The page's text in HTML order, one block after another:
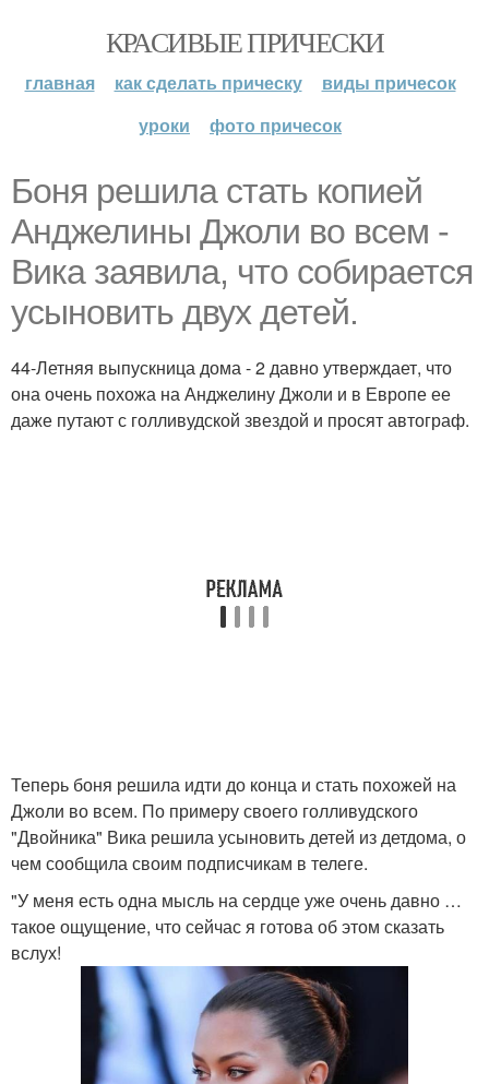
КРАСИВЫЕ ПРИЧЕСКИ
главная как сделать прическу
виды причесок
уроки
фото причесок
Боня решила стать копией
Анджелины Джоли во всем -
Вика заявила, что собирается
усыновить двух детей.
44-Летняя выпускница дома - 2 давно утверждает, что
она очень похожа на Анджелину Джоли и в Европе ее
даже путают с голливудской звездой и просят автограф.
Теперь боня решила идти до конца и стать похожей на
Джоли во всем. По примеру своего голливудского
"Двойника" Вика решила усыновить детей из детдома, о
чем сообщила своим подписчикам в телеге.
"У меня есть одна мысль на сердце уже очень давно …
такое ощущение, что сейчас я готова об этом сказать
вслух!